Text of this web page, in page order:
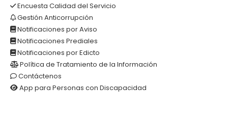
Encuesta Calidad del Servicio
Gestión Anticorrupción
Notificaciones por Aviso
Notificaciones Prediales
Notificaciones por Edicto
Política de Tratamiento de la Información
Contáctenos
App para Personas con Discapacidad